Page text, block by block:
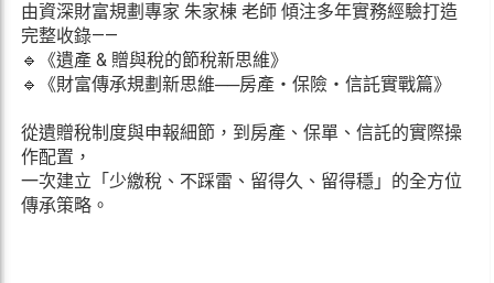
由資深財富規劃專家 朱家棟 老師 傾注多年實務經驗打造
完整收錄——
🔹《遺產 & 贈與稅的節稅新思維》
🔹《財富傳承規劃新思維──房產・保險・信託實戰篇》
從遺贈稅制度與申報細節，到房產、保單、信託的實際操
作配置，
一次建立「少繳稅、不踩雷、留得久、留得穩」的全方位
傳承策略。